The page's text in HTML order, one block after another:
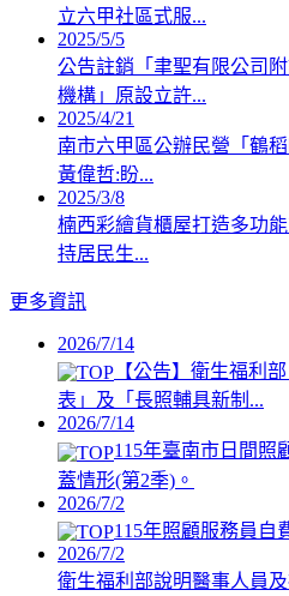
立六甲社區式服...
2025/5/5
公告註銷「聿聖有限公司
機構」原設立許...
2025/4/21
南市六甲區公辦民營「鶴
黃偉哲:盼...
2025/3/8
楠西彩繪貨櫃屋打造多功
持居民生...
更多資訊
2026/7/14
【公告】衛生福利
表」及「長照輔具新制...
2026/7/14
115年臺南市日間照
蓋情形(第2季)。
2026/7/2
115年照顧服務員自
2026/7/2
衛生福利部說明醫事人員